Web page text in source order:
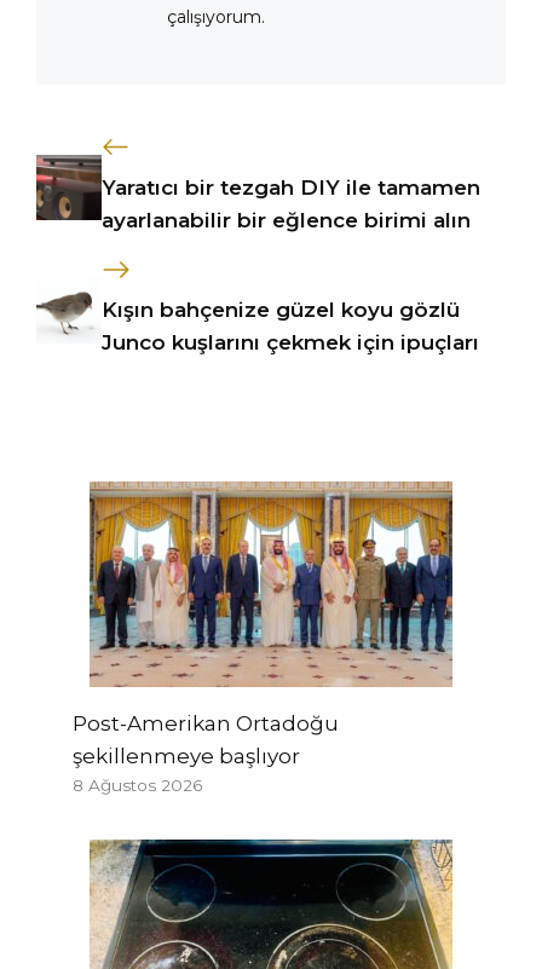
çalışıyorum.
Yaratıcı bir tezgah DIY ile tamamen
ayarlanabilir bir eğlence birimi alın
Kışın bahçenize güzel koyu gözlü
Junco kuşlarını çekmek için ipuçları
Post-Amerikan Ortadoğu
şekillenmeye başlıyor
8 Ağustos 2026